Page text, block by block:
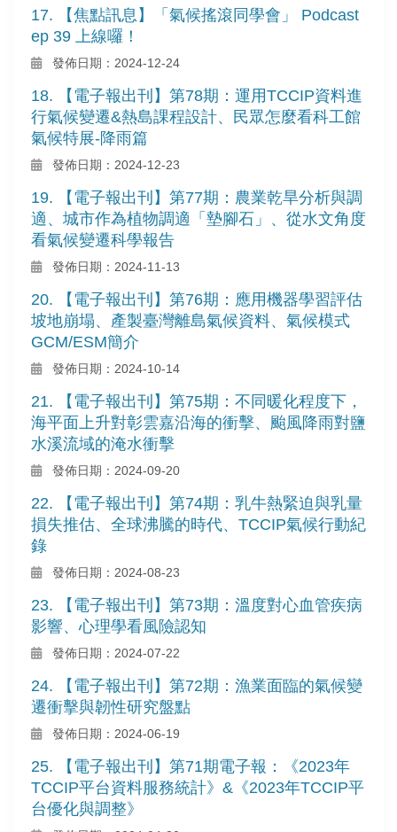
17. 【焦點訊息】「氣候搖滾同學會」 Podcast
ep 39 上線囉！
發佈日期：2024-12-24
18. 【電子報出刊】第78期：運用TCCIP資料進
行氣候變遷&熱島課程設計、民眾怎麼看科工館
氣候特展-降雨篇
發佈日期：2024-12-23
19. 【電子報出刊】第77期：農業乾旱分析與調
適、城市作為植物調適「墊腳石」、從水文角度
看氣候變遷科學報告
發佈日期：2024-11-13
20. 【電子報出刊】第76期：應用機器學習評估
坡地崩塌、產製臺灣離島氣候資料、氣候模式
GCM/ESM簡介
發佈日期：2024-10-14
21. 【電子報出刊】第75期：不同暖化程度下，
海平面上升對彰雲嘉沿海的衝擊、颱風降雨對鹽
水溪流域的淹水衝擊
發佈日期：2024-09-20
22. 【電子報出刊】第74期：乳牛熱緊迫與乳量
損失推估、全球沸騰的時代、TCCIP氣候行動紀
錄
發佈日期：2024-08-23
23. 【電子報出刊】第73期：溫度對心血管疾病
影響、心理學看風險認知
發佈日期：2024-07-22
24. 【電子報出刊】第72期：漁業面臨的氣候變
遷衝擊與韌性研究盤點
發佈日期：2024-06-19
25. 【電子報出刊】第71期電子報：《2023年
TCCIP平台資料服務統計》&《2023年TCCIP平
台優化與調整》